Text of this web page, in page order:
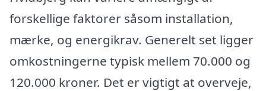
forskellige faktorer såsom installation,
mærke, og energikrav. Generelt set ligger
omkostningerne typisk mellem 70.000 og
120.000 kroner. Det er vigtigt at overveje,